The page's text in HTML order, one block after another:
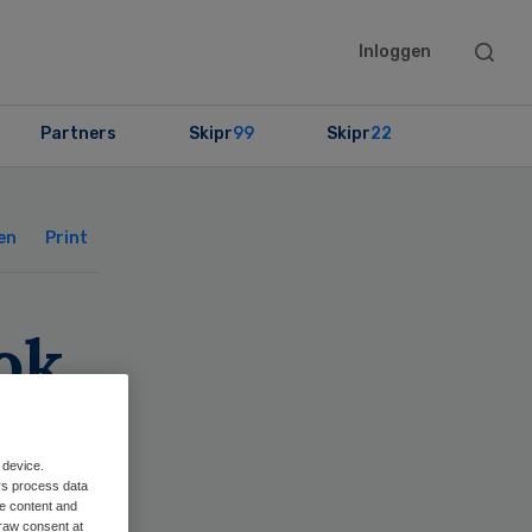
Inloggen
Search
Partners Skipr99 Skipr22
Print
process data
content and
consent at